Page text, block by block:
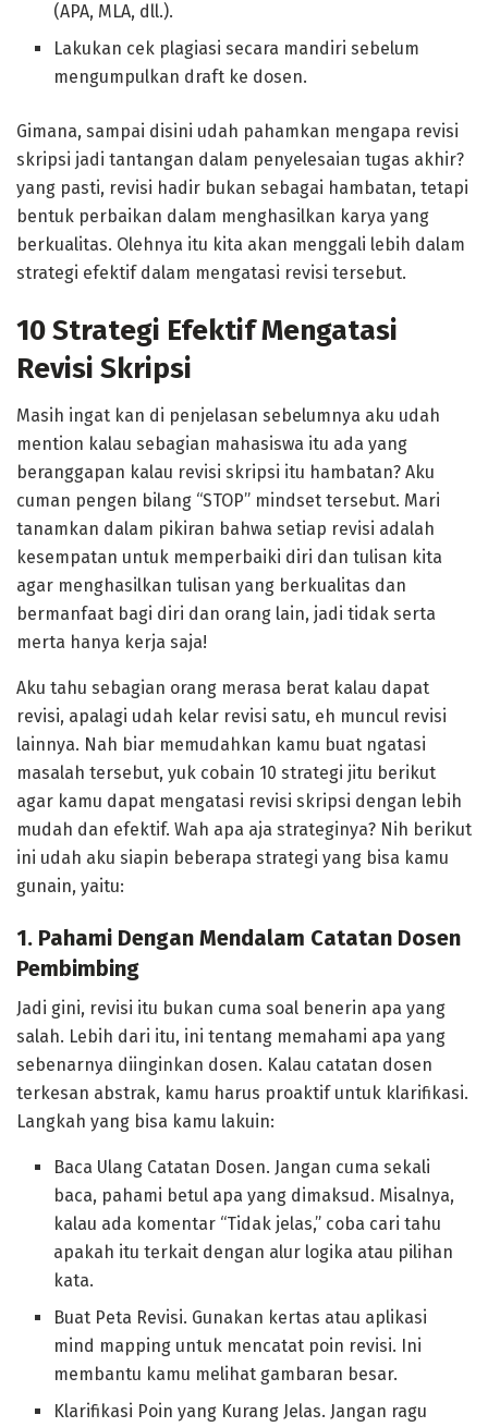
(APA, MLA, dll.).
Lakukan cek plagiasi secara mandiri sebelum
mengumpulkan draft ke dosen.
Gimana, sampai disini udah pahamkan mengapa revisi
skripsi jadi tantangan dalam penyelesaian tugas akhir?
yang pasti, revisi hadir bukan sebagai hambatan, tetapi
bentuk perbaikan dalam menghasilkan karya yang
berkualitas. Olehnya itu kita akan menggali lebih dalam
strategi efektif dalam mengatasi revisi tersebut.
10 Strategi Efektif Mengatasi
Revisi Skripsi
Masih ingat kan di penjelasan sebelumnya aku udah
mention kalau sebagian mahasiswa itu ada yang
beranggapan kalau revisi skripsi itu hambatan? Aku
cuman pengen bilang “STOP” mindset tersebut. Mari
tanamkan dalam pikiran bahwa setiap revisi adalah
kesempatan untuk memperbaiki diri dan tulisan kita
agar menghasilkan tulisan yang berkualitas dan
bermanfaat bagi diri dan orang lain, jadi tidak serta
merta hanya kerja saja!
Aku tahu sebagian orang merasa berat kalau dapat
revisi, apalagi udah kelar revisi satu, eh muncul revisi
lainnya. Nah biar memudahkan kamu buat ngatasi
masalah tersebut, yuk cobain 10 strategi jitu berikut
agar kamu dapat mengatasi revisi skripsi dengan lebih
mudah dan efektif. Wah apa aja strateginya? Nih berikut
ini udah aku siapin beberapa strategi yang bisa kamu
gunain, yaitu:
1. Pahami Dengan Mendalam Catatan Dosen
Pembimbing
Jadi gini, revisi itu bukan cuma soal benerin apa yang
salah. Lebih dari itu, ini tentang memahami apa yang
sebenarnya diinginkan dosen. Kalau catatan dosen
terkesan abstrak, kamu harus proaktif untuk klarifikasi.
Langkah yang bisa kamu lakuin:
Baca Ulang Catatan Dosen. Jangan cuma sekali
baca, pahami betul apa yang dimaksud. Misalnya,
kalau ada komentar “Tidak jelas,” coba cari tahu
apakah itu terkait dengan alur logika atau pilihan
kata.
Buat Peta Revisi. Gunakan kertas atau aplikasi
mind mapping untuk mencatat poin revisi. Ini
membantu kamu melihat gambaran besar.
Klarifikasi Poin yang Kurang Jelas. Jangan ragu